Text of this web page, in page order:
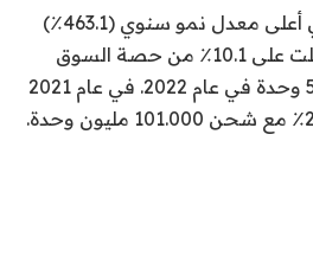
سجلت شركة أيسر ثاني أعلى معدل نمو سنوي (463.1٪)
في عام 2022 بينما حصلت على 10.1٪ من حصة السوق
وشحن أكثر من 541000 وحدة في عام 2022. في عام 2021